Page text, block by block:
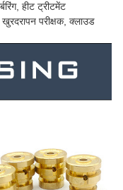
हीट ट्रीटमेंट
परीक्षक, क्लाउड